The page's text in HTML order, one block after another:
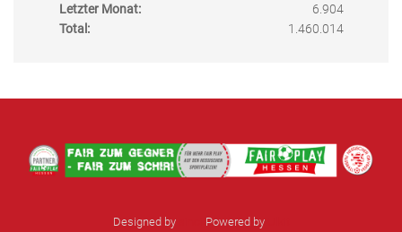
Letzter Monat:
6.904
Total:
1.460.014
Designed by Powered by